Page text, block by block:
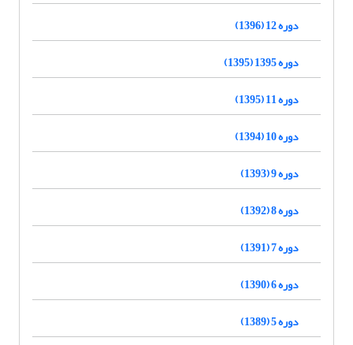
دوره 12 (1396)
دوره 1395 (1395)
دوره 11 (1395)
دوره 10 (1394)
دوره 9 (1393)
دوره 8 (1392)
دوره 7 (1391)
دوره 6 (1390)
دوره 5 (1389)